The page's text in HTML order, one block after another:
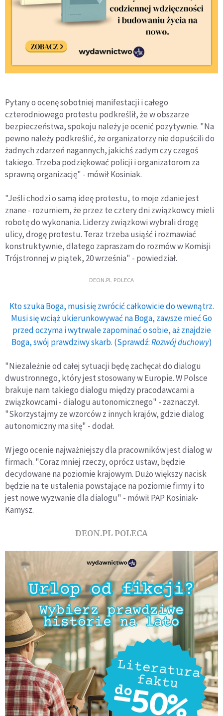
Pytany o ocenę sobotniej manifestacji i całego
czterodniowego protestu podkreślił, że w obszarze
bezpieczeństwa, spokoju należy je ocenić pozytywnie. "Na
pewno należy podkreślić, że organizatorzy nie dopuścili do
żadnych zdarzeń nagannych, jakichś zadym czy czegoś
takiego. Trzeba podziękować policji i organizatorom za
sprawną organizację" - mówił Kosiniak.
"Jeśli chodzi o samą ideę protestu, to moje zdanie jest
znane - rozumiem, że przez te cztery dni związkowcy mieli
robotę do wykonania. Liderzy związkowi wybrali drogę
ulicy, drogę protestu. Teraz trzeba usiąść i rozmawiać
konstruktywnie, dlatego zapraszam do rozmów w Komisji
Trójstronnej w piątek, 20 września" - powiedział.
DEON.PL POLECA
Kto szuka Boga, musi się zwrócić całkowicie do wewnątrz.
Musi się wciąż ukierunkowywać na Boga, zawsze mieć Go
przed oczyma i wytrwale zapominać o sobie, aż znajdzie
Boga, swój prawdziwy skarb. (Sprawdź:Rozwój duchowy)
"Niezależnie od całej sytuacji będę zachęcał do dialogu
dwustronnego, który jest stosowany w Europie. W Polsce
brakuje nam takiego dialogu między pracodawcami a
związkowcami - dialogu autonomicznego" - zaznaczył.
"Skorzystajmy ze wzorców z innych krajów, gdzie dialog
autonomiczny ma siłę" - dodał.
W jego ocenie najważniejszy dla pracowników jest dialog w
firmach. "Coraz mniej rzeczy, oprócz ustaw, będzie
decydowane na poziomie krajowym. Dużo większy nacisk
będzie na te ustalenia powstające na poziomie firmy i to
jest nowe wyzwanie dla dialogu" - mówił PAP Kosiniak-
Kamysz.
DEON.PL POLECA